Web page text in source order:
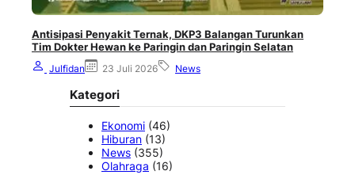
Antisipasi Penyakit Ternak, DKP3 Balangan Turunkan
Tim Dokter Hewan ke Paringin dan Paringin Selatan
Julfidan 23 Juli 2026 News
Kategori
Ekonomi (46)
Hiburan (13)
News (355)
Olahraga (16)